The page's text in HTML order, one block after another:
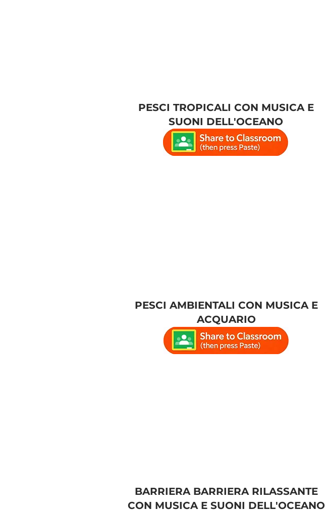
PESCI TROPICALI CON MUSICA E
SUONI DELL'OCEANO
PESCI AMBIENTALI CON MUSICA E
ACQUARIO
BARRIERA BARRIERA RILASSANTE
CON MUSICA E SUONI DELL'OCEANO